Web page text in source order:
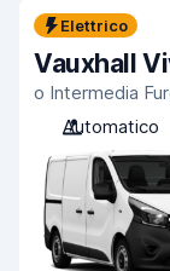
Elettrico
Vauxhall
o Intermedia
Automatico